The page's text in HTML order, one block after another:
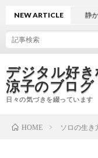
デジタル好
涼子のブログ
日々の気づきを綴っています
NEW ARTICLE静かで穏やかな
HOME ソロの生き